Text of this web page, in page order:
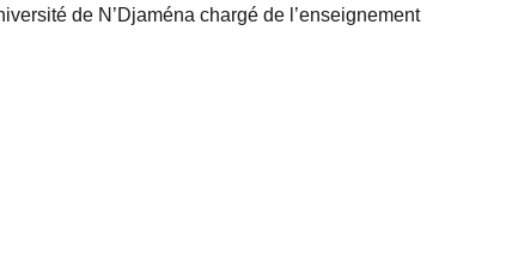
de N’Djaména chargé de l’enseignement